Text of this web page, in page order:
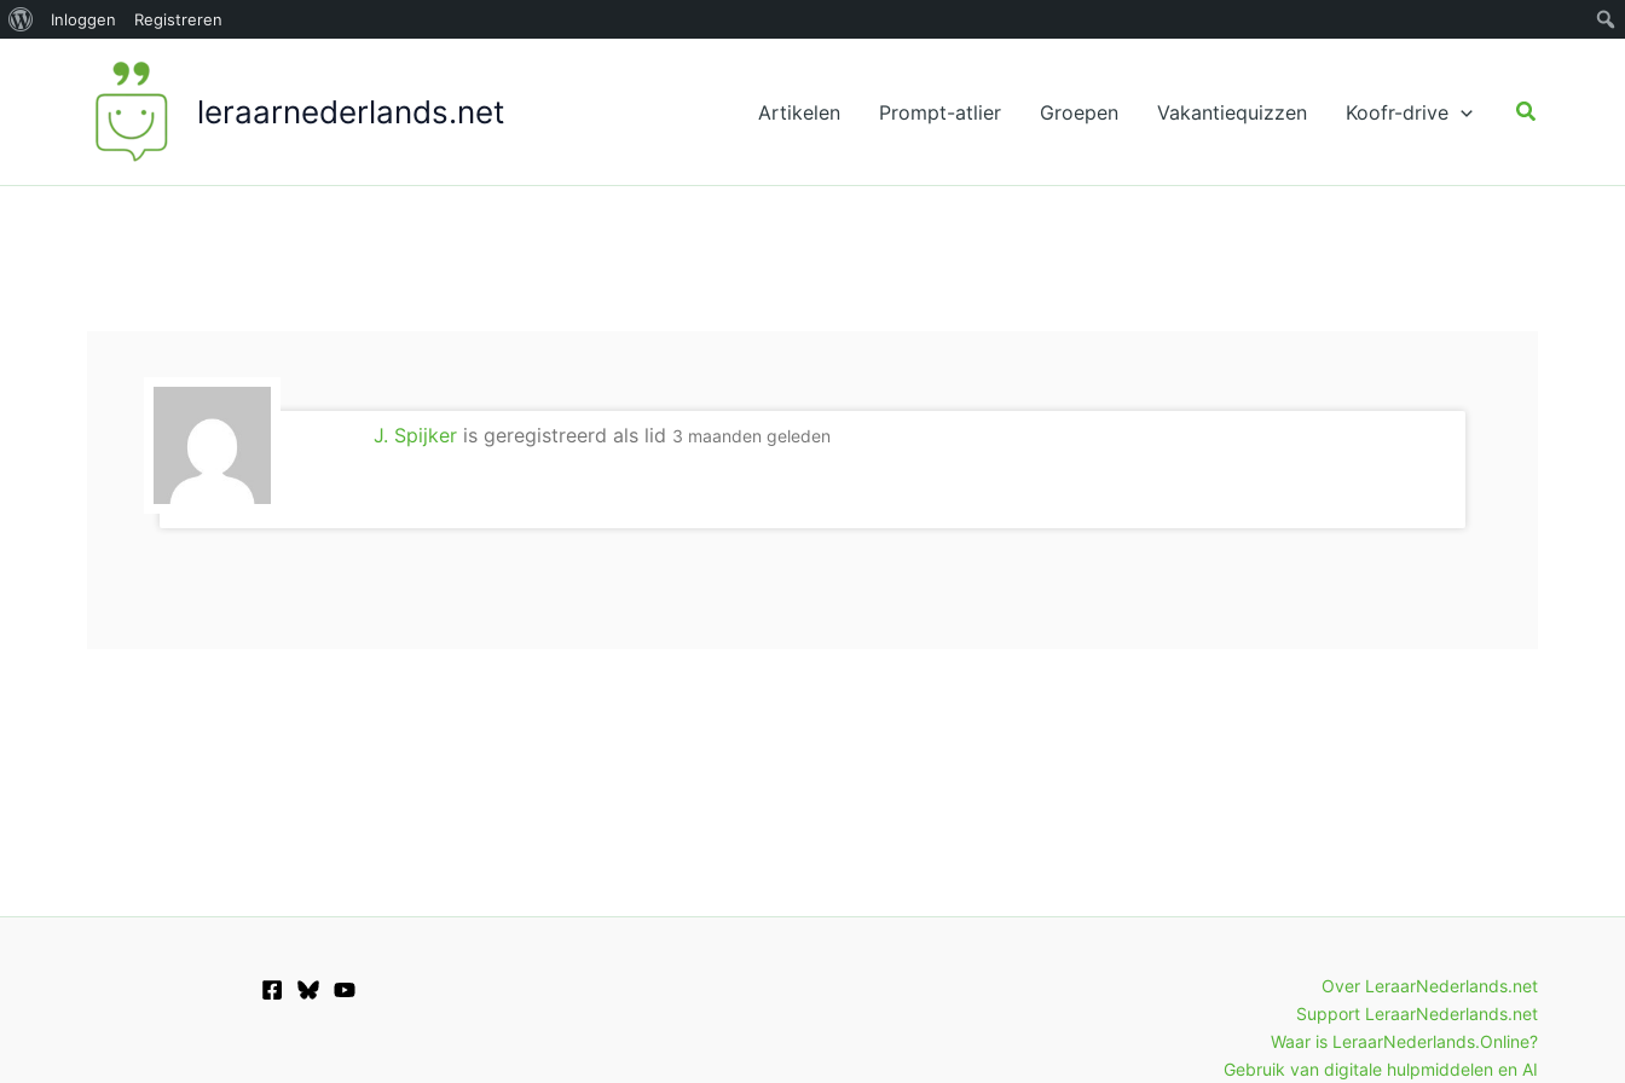
Over
Inloggen Registreren
leraarnederlands.net Artikelen Prompt-atlier Groepen Vakantiequizzen Koofr-drive Zoeken
J. Spijker is geregistreerd als lid 3 maanden geleden
Over LeraarNederlands.net
Support LeraarNederlands.net
Waar is LeraarNederlands.Online?
Gebruik van digitale hulpmiddelen en AI